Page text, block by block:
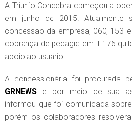
A Triunfo Concebra começou a
em junho de 2015. Atualmente
concessão da empresa, 060, 153
cobrança de pedágio em 1.176
apoio ao usuário.
A concessionária foi procurada
GRNEWS e por meio de sua
informou que foi comunicada
porém os colaboradores